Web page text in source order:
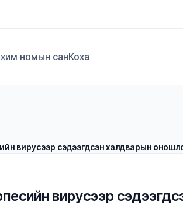
номын санКоха
вирусээр сэдээгдсэн халдварын
вирусээр